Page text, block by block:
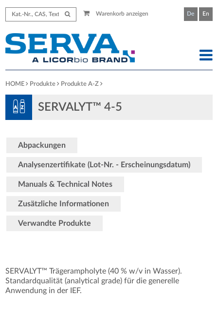
Warenkorb anzeigen De En
HOME Produkte Produkte A-Z
SERVALYT™ 4-5
Abpackungen
Analysenzertifikate (Lot-Nr. - Erscheinungsdatum)
Manuals & Technical Notes
Zusätzliche Informationen
Verwandte Produkte
SERVALYT™ Trägerampholyte (40 % w/v in Wasser).
Standardqualität (analytical grade) für die generelle
Anwendung in der IEF.